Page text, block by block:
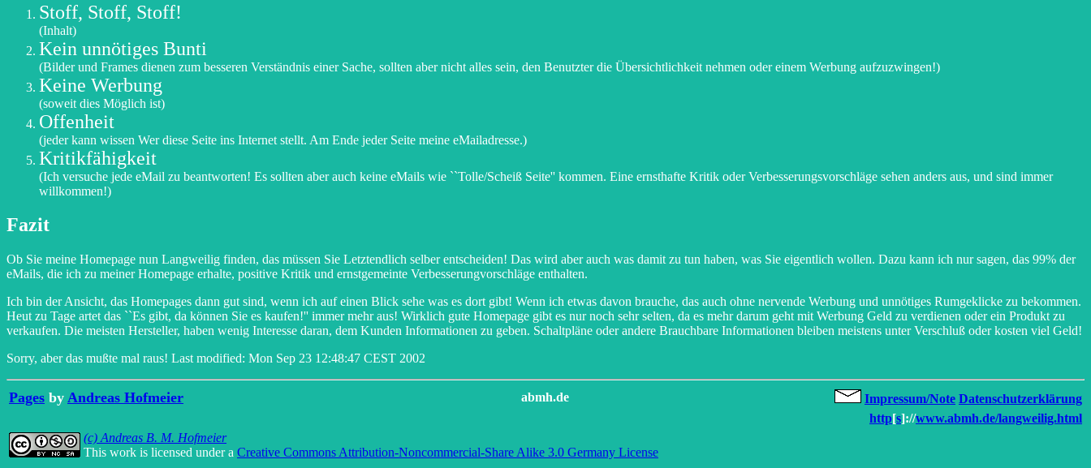
Stoff, Stoff, Stoff!
(Inhalt)
Kein unnötiges Bunti
(Bilder und Frames dienen zum besseren Verständnis einer Sache, sollten aber nicht alles sein, den Benutzter die Übersichtlichkeit nehmen oder einem Werbung aufzuzwingen!)
Keine Werbung
(soweit dies Möglich ist)
Offenheit
(jeder kann wissen Wer diese Seite ins Internet stellt. Am Ende jeder Seite meine eMailadresse.)
Kritikfähigkeit
(Ich versuche jede eMail zu beantworten! Es sollten aber auch keine eMails wie ``Tolle/Scheiß Seite'' kommen. Eine ernsthafte Kritik oder Verbesserungsvorschläge sehen anders aus, und sind immer
willkommen!)
Fazit
Ob Sie meine Homepage nun Langweilig finden, das müssen Sie Letztendlich selber entscheiden! Das wird aber auch was damit zu tun haben, was Sie eigentlich wollen. Dazu kann ich nur sagen, das 99% der
eMails, die ich zu meiner Homepage erhalte, positive Kritik und ernstgemeinte Verbesserungvorschläge enthalten.
Ich bin der Ansicht, das Homepages dann gut sind, wenn ich auf einen Blick sehe was es dort gibt! Wenn ich etwas davon brauche, das auch ohne nervende Werbung und unnötiges Rumgeklicke zu bekommen.
Heut zu Tage artet das ``Es gibt, da können Sie es kaufen!'' immer mehr aus! Wirklich gute Homepage gibt es nur noch sehr selten, da es mehr darum geht mit Werbung Geld zu verdienen oder ein Produkt zu
verkaufen. Die meisten Hersteller, haben wenig Interesse daran, dem Kunden Informationen zu geben. Schaltpläne oder andere Brauchbare Informationen bleiben meistens unter Verschluß oder kosten viel Geld!
Sorry, aber das mußte mal raus! Last modified: Mon Sep 23 12:48:47 CEST 2002
Pages by Andreas Hofmeier abmh.de Impressum/Note Datenschutzerklärung
http[s]://www.abmh.de/langweilig.html
(c) Andreas B. M. Hofmeier
This work is licensed under a Creative Commons Attribution-Noncommercial-Share Alike 3.0 Germany License